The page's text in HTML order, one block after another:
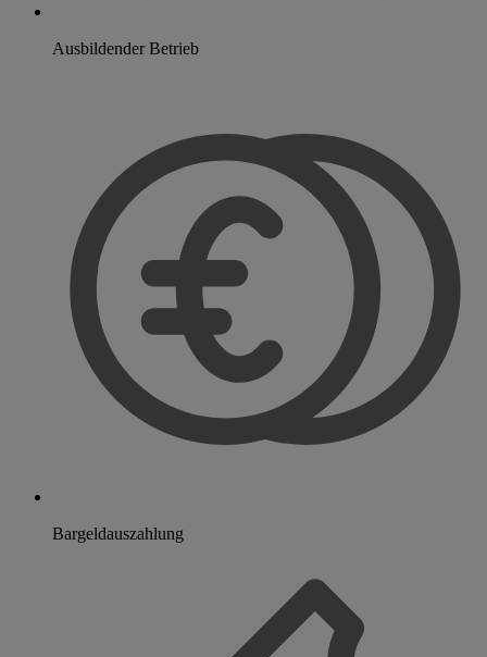
Ausbildender Betrieb
Bargeldauszahlung